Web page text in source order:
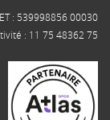
: 539998856 00030
: 11 75 48362 75